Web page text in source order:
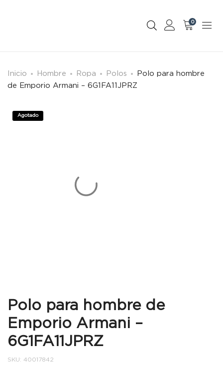
0
Inicio Hombre Ropa Polos
Polo para hombre
de Emporio Armani – 6G1FA11JPRZ
Agotado
Polo para hombre de
Emporio Armani –
6G1FA11JPRZ
SKU: 40017842